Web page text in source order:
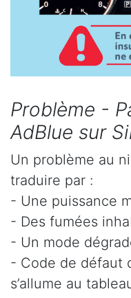
Problème -
AdBlue sur
Un problème au
traduire par :
- Une puissance
- Des fumées
- Un mode
- Code de défaut
s’allume au